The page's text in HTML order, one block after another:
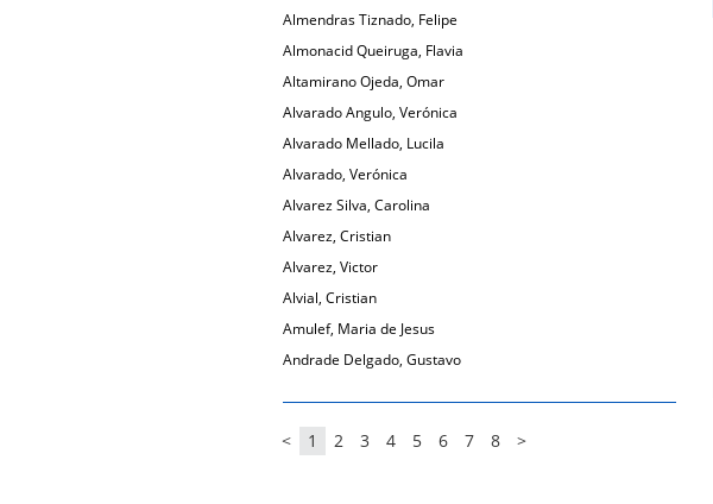
Almendras Tiznado, Felipe
Almonacid Queiruga, Flavia
Altamirano Ojeda, Omar
Alvarado Angulo, Verónica
Alvarado Mellado, Lucila
Alvarado, Verónica
Alvarez Silva, Carolina
Alvarez, Cristian
Alvarez, Victor
Alvial, Cristian
Amulef, Maria de Jesus
Andrade Delgado, Gustavo
< 1 2 3 4 5 6 7 8 >